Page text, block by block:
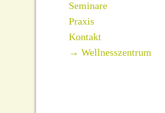
Seminare
Praxis
Kontakt
→ Wellnesszentrum